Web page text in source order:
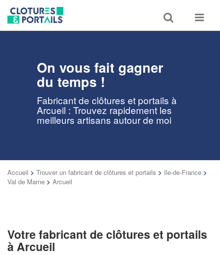
Toggle
search
Toggle
On vous fait gagner
du temps !
Fabricant de clôtures et portails à
Arcueil : Trouvez rapidement les
meilleurs artisans autour de moi
Accueil > Trouver un fabricant de clôtures et portails > Ile-de-France >
Val de Marne > Arcueil
Votre fabricant de clôtures et portails
à Arcueil